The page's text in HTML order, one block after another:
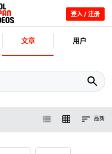
登入 / 注册
文章 用户
最新